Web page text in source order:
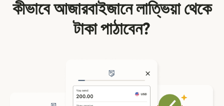
কীভাবে আজারবাইজানে লাত্ভিয়া থেকে
টাকা পাঠাবেন?